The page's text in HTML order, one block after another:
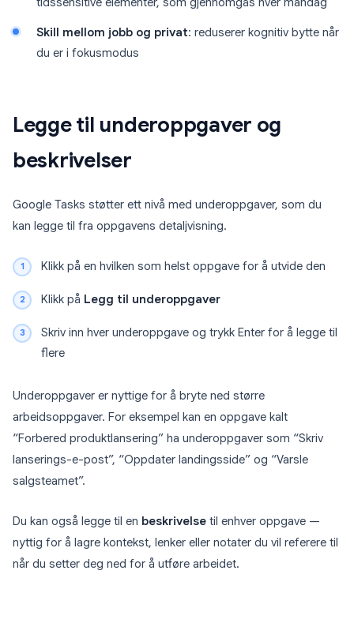
Skill mellom jobb og privat: reduserer kognitiv bytte når
du er i fokusmodus
Legge til underoppgaver og
beskrivelser
Google Tasks støtter ett nivå med underoppgaver, som du
kan legge til fra oppgavens detaljvisning.
Klikk på en hvilken som helst oppgave for å utvide den
Klikk på Legg til underoppgaver
Skriv inn hver underoppgave og trykk Enter for å legge til
flere
Underoppgaver er nyttige for å bryte ned større
arbeidsoppgaver. For eksempel kan en oppgave kalt
“Forbered produktlansering” ha underoppgaver som “Skriv
lanserings-e-post”, “Oppdater landingsside” og “Varsle
salgsteamet”.
Du kan også legge til en beskrivelse til enhver oppgave —
nyttig for å lagre kontekst, lenker eller notater du vil referere til
når du setter deg ned for å utføre arbeidet.